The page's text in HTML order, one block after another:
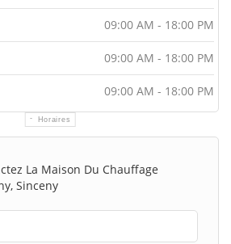
Horaires
09:00 AM - 18:00 PM
09:00 AM - 18:00 PM
09:00 AM - 18:00 PM
La Maison Du Chauffage
Sinceny